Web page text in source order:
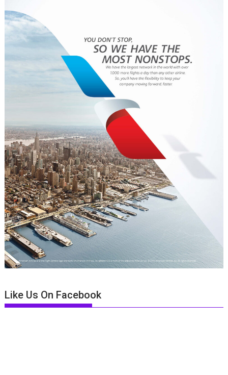
Like Us On Facebook